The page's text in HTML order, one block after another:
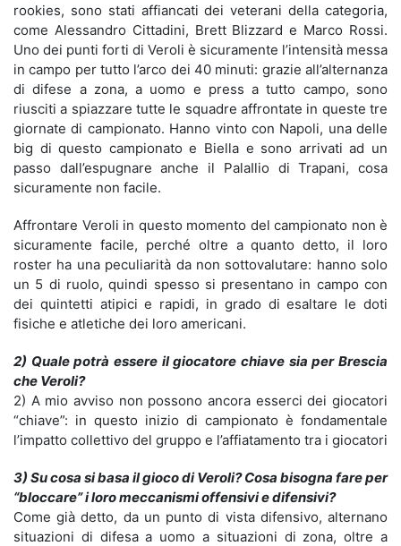
rookies, sono stati affiancati dei veterani della categoria,
come Alessandro Cittadini, Brett Blizzard e Marco Rossi.
Uno dei punti forti di Veroli è sicuramente l’intensità messa
in campo per tutto l’arco dei 40 minuti: grazie all’alternanza
di difese a zona, a uomo e press a tutto campo, sono
riusciti a spiazzare tutte le squadre affrontate in queste tre
giornate di campionato. Hanno vinto con Napoli, una delle
big di questo campionato e Biella e sono arrivati ad un
passo dall’espugnare anche il PalaIlio di Trapani, cosa
sicuramente non facile.
Affrontare Veroli in questo momento del campionato non è
sicuramente facile, perché oltre a quanto detto, il loro
roster ha una peculiarità da non sottovalutare: hanno solo
un 5 di ruolo, quindi spesso si presentano in campo con
dei quintetti atipici e rapidi, in grado di esaltare le doti
fisiche e atletiche dei loro americani.
2) Quale potrà essere il giocatore chiave sia per Brescia
che Veroli?
2) A mio avviso non possono ancora esserci dei giocatori
“chiave”: in questo inizio di campionato è fondamentale
l’impatto collettivo del gruppo e l’affiatamento tra i giocatori
3) Su cosa si basa il gioco di Veroli? Cosa bisogna fare per
“bloccare” i loro meccanismi offensivi e difensivi?
Come già detto, da un punto di vista difensivo, alternano
situazioni di difesa a uomo a situazioni di zona, oltre a